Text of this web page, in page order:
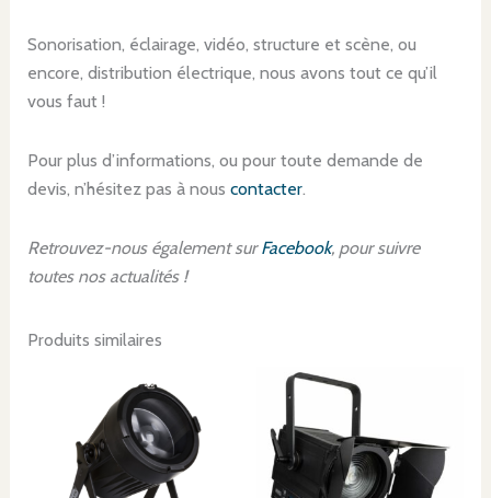
Sonorisation, éclairage, vidéo, structure et scène, ou
encore, distribution électrique, nous avons tout ce qu’il
vous faut !
Pour plus d’informations, ou pour toute demande de
devis, n’hésitez pas à nous contacter.
Retrouvez-nous également surFacebook, pour suivre
toutes nos actualités !
Produits similaires